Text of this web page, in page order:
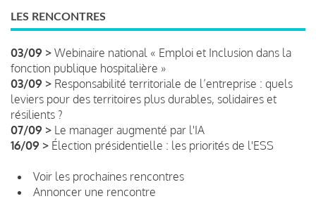
LES RENCONTRES
03/09 > Webinaire national « Emploi et Inclusion dans la
fonction publique hospitalière »
03/09 > Responsabilité territoriale de l’entreprise : quels
leviers pour des territoires plus durables, solidaires et
résilients ?
07/09 > Le manager augmenté par l'IA
16/09 > Élection présidentielle : les priorités de l'ESS
Voir les prochaines rencontres
Annoncer une rencontre